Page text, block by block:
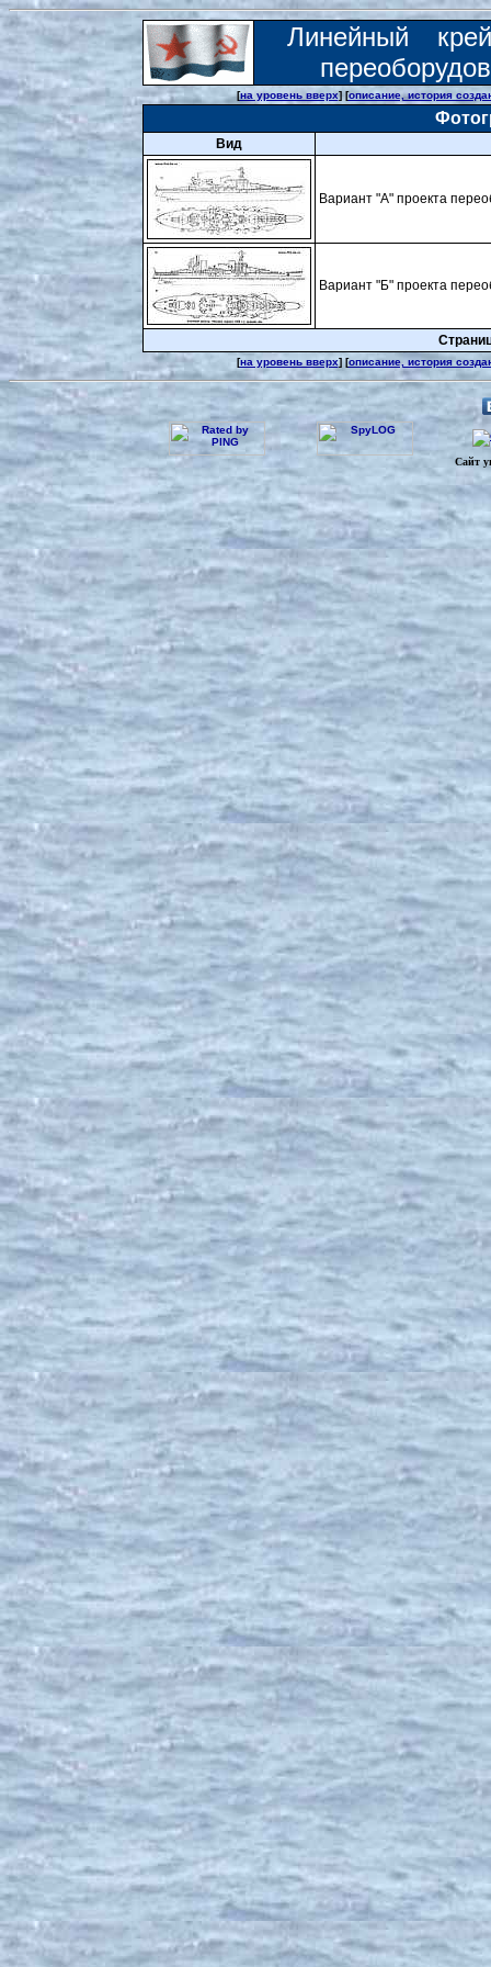
Линейный
[на уровень вверх] [описание, история
Вид
Вариант "А" проекта
Вариант "Б" проекта
[на уровень вверх] [описание, история
Сайт